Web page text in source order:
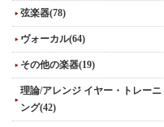
弦楽器(78)
ヴォーカル(64)
その他の楽器(19)
理論/アレンジ イヤー・トレーニ
ング(42)